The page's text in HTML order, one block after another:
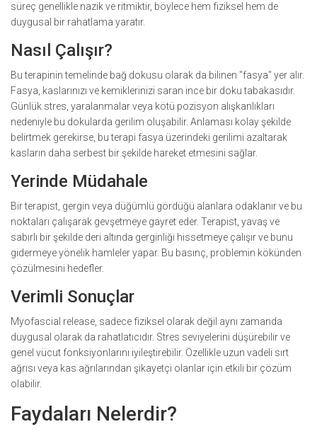
süreç genellikle nazik ve ritmiktir, böylece hem fiziksel hem de
duygusal bir rahatlama yaratır.
Nasıl Çalışır?
Bu terapinin temelinde bağ dokusu olarak da bilinen "fasya" yer alır.
Fasya, kaslarınızı ve kemiklerinizi saran ince bir doku tabakasıdır.
Günlük stres, yaralanmalar veya kötü pozisyon alışkanlıkları
nedeniyle bu dokularda gerilim oluşabilir. Anlaması kolay şekilde
belirtmek gerekirse, bu terapi fasya üzerindeki gerilimi azaltarak
kasların daha serbest bir şekilde hareket etmesini sağlar.
Yerinde Müdahale
Bir terapist, gergin veya düğümlü gördüğü alanlara odaklanır ve bu
noktaları çalışarak gevşetmeye gayret eder. Terapist, yavaş ve
sabırlı bir şekilde deri altında gerginliği hissetmeye çalışır ve bunu
gidermeye yönelik hamleler yapar. Bu basınç, problemin kökünden
çözülmesini hedefler.
Verimli Sonuçlar
Myofascial release, sadece fiziksel olarak değil aynı zamanda
duygusal olarak da rahatlatıcıdır. Stres seviyelerini düşürebilir ve
genel vücut fonksiyonlarını iyileştirebilir. Özellikle uzun vadeli sırt
ağrısı veya kas ağrılarından şikayetçi olanlar için etkili bir çözüm
olabilir.
Faydaları Nelerdir?